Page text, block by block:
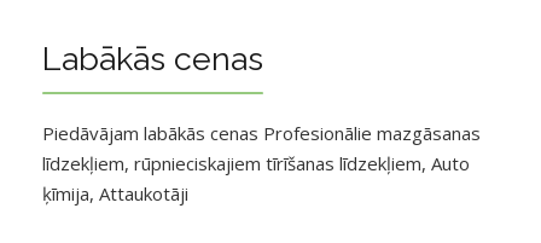
Labākās cenas
Piedāvājam labākās cenas Profesionālie mazgāsanas
līdzekļiem, rūpnieciskajiem tīrīšanas līdzekļiem, Auto
ķīmija, Attaukotāji